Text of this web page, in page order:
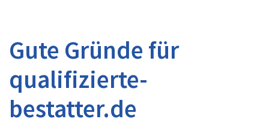
Gute Gründe für
qualifizierte-
bestatter.de